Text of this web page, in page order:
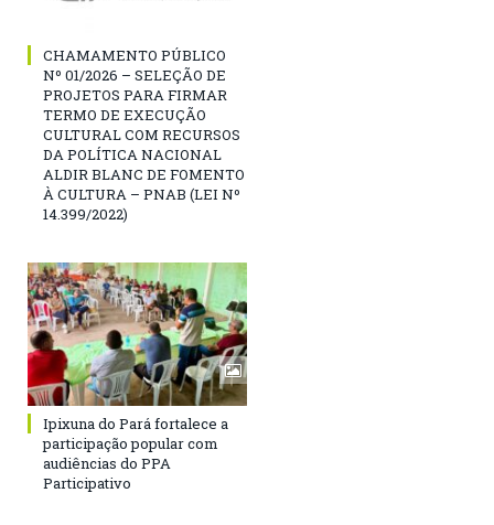
CHAMAMENTO PÚBLICO
Nº 01/2026 – SELEÇÃO DE
PROJETOS PARA FIRMAR
TERMO DE EXECUÇÃO
CULTURAL COM RECURSOS
DA POLÍTICA NACIONAL
ALDIR BLANC DE FOMENTO
À CULTURA – PNAB (LEI Nº
14.399/2022)
Ipixuna do Pará fortalece a
participação popular com
audiências do PPA
Participativo